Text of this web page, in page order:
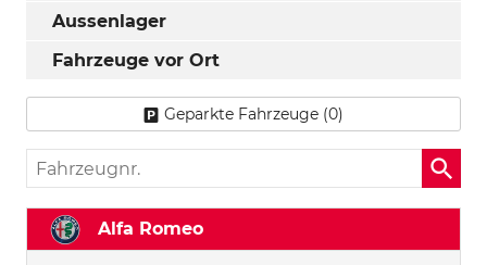
Aussenlager
Fahrzeuge vor Ort
Geparkte Fahrzeuge (0)
Fahrzeugnr.
Alfa Romeo